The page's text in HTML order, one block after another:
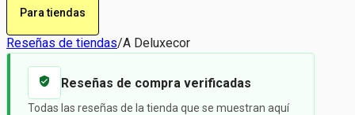
Para tiendas
Reseñas de tiendas/A Deluxecor
Reseñas de compra verificadas
Todas las reseñas de la tienda que se muestran aquí